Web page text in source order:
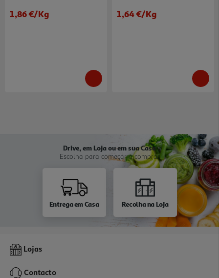
1,86 €/Kg 1,64 €/Kg
Drive, em Loja ou em sua Casa
Escolha para começar a comprar
Entrega em Casa Recolha na Loja
Lojas
Contacto